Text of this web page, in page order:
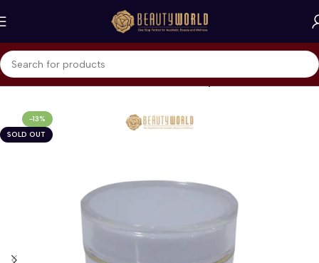
Beranda Home Care & Accessories Beauty Accessories
-13%
SOLD OUT